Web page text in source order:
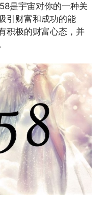
是宇宙对你的一种关
引财富和成功的能
积极的财富心态，并